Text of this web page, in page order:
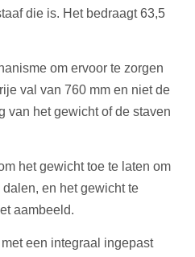
die is. Het bedraagt 63,5
om ervoor te zorgen
val van 760 mm en niet de
van het gewicht of de staven
het gewicht toe te laten om
en het gewicht te
aambeeld.
een integraal ingepast